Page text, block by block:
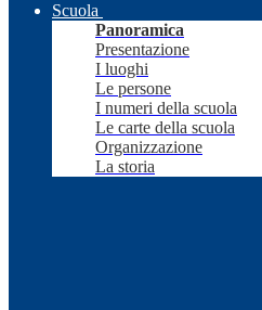
Scuola
Panoramica
Presentazione
I luoghi
Le persone
I numeri della scuola
Le carte della scuola
Organizzazione
La storia